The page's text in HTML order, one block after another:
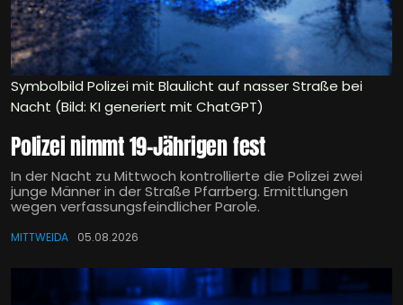
Symbolbild Polizei mit Blaulicht auf nasser Straße bei
Nacht (Bild: KI generiert mit ChatGPT)
Polizei nimmt 19-Jährigen fest
In der Nacht zu Mittwoch kontrollierte die Polizei zwei
junge Männer in der Straße Pfarrberg. Ermittlungen
wegen verfassungsfeindlicher Parole.
MITTWEIDA 05.08.2026